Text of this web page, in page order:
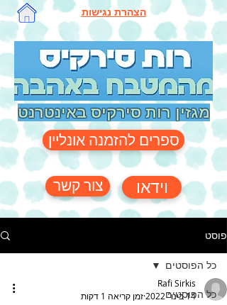
הצהרת נגישות
מגזין רות סירקיס באינטרנט
ספרים להזמנה אונליין
צור קשר וידאו
פוסט
כל הפוסטים
כל הפוסטים
Rafi Sirkis
14 בינו׳ 2022
זמן קריאה 1 דקות